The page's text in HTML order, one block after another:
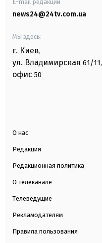
E-mail редакции
news24@24tv.com.ua
Мы здесь:
г. Киев,
ул. Владимирская 61/11,
офис 50
О нас
Редакция
Редакционная политика
О телеканале
Телеведущие
Рекламодателям
Правила пользования